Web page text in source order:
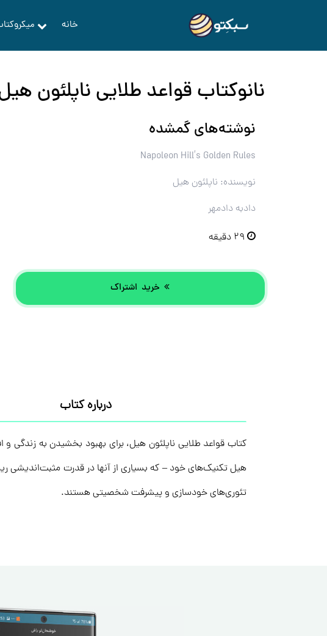
خانه
نانوکتاب قواعد طلایی ناپلئون
نوشته‌های گمشده
Napoleon Hill’s Golden Rules
نویسنده: ناپلئون هیل
دادبه دادمهر
خرید اشتراک
درباره کتاب
کتاب قواعد طلایی ناپلئون هیل، برای بهبود بخشیدن به زندگی و
هیل تکنیک‌های خود – که بسیاری از آنها در قدرت مثبت‌اندیشی
تئوری‌های خودسازی و پیشرفت شخصیتی هستند.